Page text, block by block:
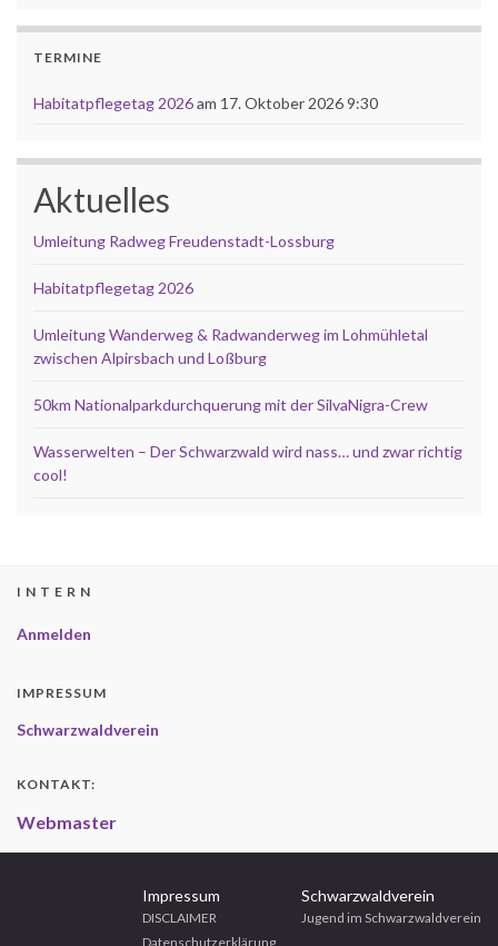
TERMINE
Habitatpflegetag 2026am 17. Oktober 2026 9:30
Aktuelles
Umleitung Radweg Freudenstadt-Lossburg
Habitatpflegetag 2026
Umleitung Wanderweg & Radwanderweg im Lohmühletal
zwischen Alpirsbach und Loßburg
50km Nationalparkdurchquerung mit der SilvaNigra-Crew
Wasserwelten – Der Schwarzwald wird nass… und zwar richtig
cool!
I N T E R N
Anmelden
IMPRESSUM
Schwarzwaldverein
KONTAKT:
Webmaster
Impressum
DISCLAIMER
Datenschutzerklärung
Schwarzwaldverein
Jugend im Schwarzwaldverein